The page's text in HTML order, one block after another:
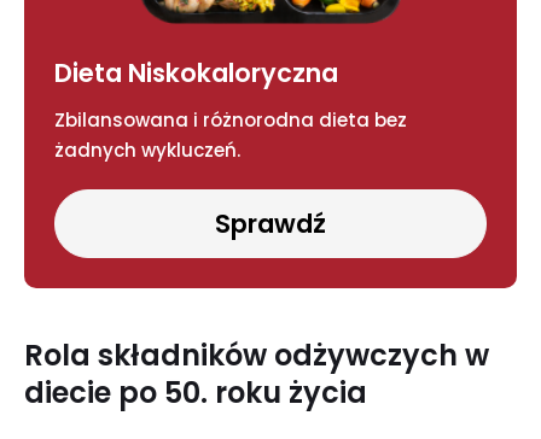
Dieta Niskokaloryczna
Zbilansowana i różnorodna dieta bez
żadnych wykluczeń.
Sprawdź
Rola składników odżywczych w
diecie po 50. roku życia